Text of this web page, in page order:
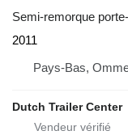
Semi-remorque
2011
Pays-Bas,
Dutch Trailer Center